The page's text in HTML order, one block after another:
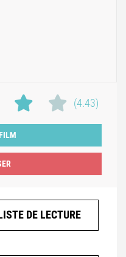
(4.43)
DE LECTURE